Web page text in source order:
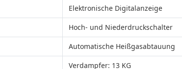
Elektronische Digitalanzeige
Hoch- und Niederdruckschalter
Automatische Heißgasabtauung
Verdampfer: 13 KG